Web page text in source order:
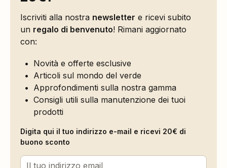
Iscriviti alla nostra newsletter e ricevi subito
un regalo di benvenuto! Rimani aggiornato
con:
Novità e offerte esclusive
Articoli sul mondo del verde
Approfondimenti sulla nostra gamma
Consigli utili sulla manutenzione dei tuoi
prodotti
Digita qui il tuo indirizzo e-mail e ricevi 20€ di
buono sconto